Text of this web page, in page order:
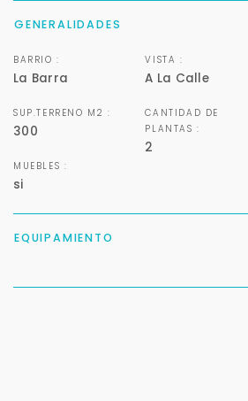
GENERALIDADES
BARRIO :
La Barra
VISTA :
A La Calle
SUP.TERRENO M2 :
300
CANTIDAD DE
PLANTAS :
2
MUEBLES :
si
EQUIPAMIENTO